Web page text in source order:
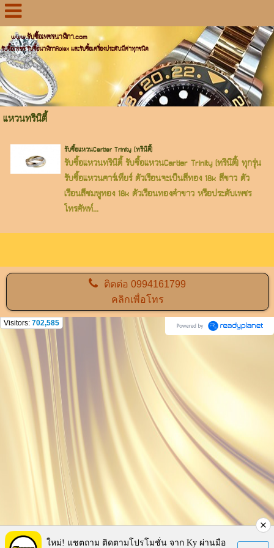
www.รับซื้อเพชรนาฬิกา.com
รับซื้อเพชร รับซื้อนาฬิกาRolex และรับซื้อเครื่องประดับมีค่าทุกชนิด
แหวนทรินิตี้
รับซื้อแหวนCartier Trinity (ทรินิตี้)
รับซื้อแหวนทรินิตี้ รับซื้อแหวนCartier Trinity (ทรินิตี้) ทุกรุ่น
รับซื้อแหวนคาร์เทียร์ ตัวเรือนจะเป็นสีทอง 18k สีขาว ตัว
เรือนสีชมพูทอง 18k ตัวเรือนทองคำขาว หรือประดับเพชร
โทรศัพท์...
ติดต่อ0994161799
คลิกเพื่อโทร
Visitors: 702,585
ใหม่! แชตถาม ติดตามโปรโมชั่น จาก Ky ผ่านมือ